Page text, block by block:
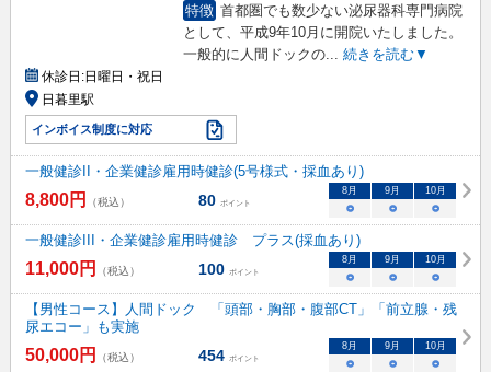
特徴 首都圏でも数少ない泌尿器科専門病院
として、平成9年10月に開院いたしました。
一般的に人間ドックの... 続きを読む▼
休診日:日曜日・祝日
日暮里駅
インボイス制度に対応
一般健診II・企業健診雇用時健診(5号様式・採血あり)
8,800円 （税込） 80 ポイント
8 月 9 月 10月
○ ○ ○
一般健診III・企業健診雇用時健診 プラス(採血あり)
11,000円 （税込） 100 ポイント
8 月 9 月 10月
○ ○ ○
【男性コース】人間ドック 「頭部・胸部・腹部CT」「前立腺・残
尿エコー」も実施
50,000円 （税込） 454 ポイント
8 月 9 月 10月
○ ○ ○